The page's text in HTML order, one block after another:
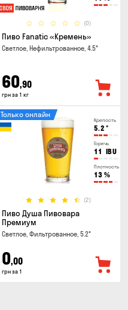
(0)
Пиво Fanatic «Кремень»
Светлое, Нефильтрованное, 4.5°
60,90
грн за 1 кг
Крепость
5.2 °
Горечь
11 IBU
Плотность
13 %
(2)
Только онлайн
Пиво Душа Пивовара
Премиум
Светлое, Фильтрованное, 5.2°
0,00
грн за 1